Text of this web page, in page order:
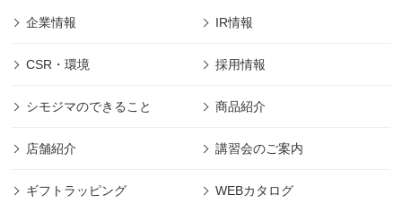
企業情報 IR情報
CSR・環境 採用情報
シモジマのできること 商品紹介
店舗紹介 講習会のご案内
ギフトラッピング WEBカタログ